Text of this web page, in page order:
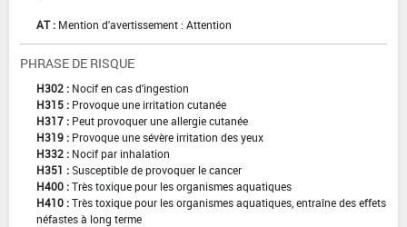
AT : Mention d'avertissement : Attention
PHRASE DE RISQUE
H302 : Nocif en cas d'ingestion
H315 : Provoque une irritation cutanée
H317 : Peut provoquer une allergie cutanée
H319 : Provoque une sévère irritation des yeux
H332 : Nocif par inhalation
H351 :Susceptible de provoquer le cancer
H400 :Très toxique pour les organismes aquatiques
H410 :Très toxique pour les organismes aquatiques, entraîne des effets
néfastes à long terme